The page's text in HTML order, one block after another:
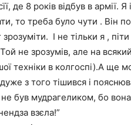
де 8 років відбув в армії.
то треба було чути . Він
І не тільки я ,
не зрозумів, але на
техніки в колгоспі).А ще
з того тішився і
був мудрагеликом, бо
взєла!”